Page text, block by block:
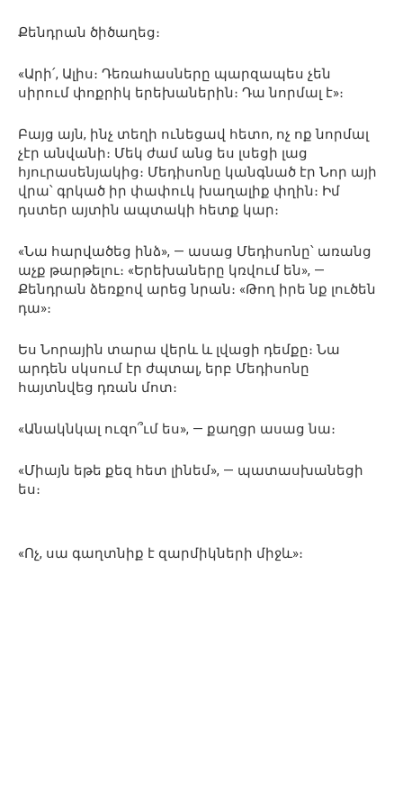
Քենդրան ծիծաղեց։
«Արի՛, Ալիս։ Դեռահասները պարզապես չեն
սիրում փոքրիկ երեխաներին։ Դա նորմալ է»։
Բայց այն, ինչ տեղի ունեցավ հետո, ոչ ոք նորմալ
չէր անվանի։ Մեկ ժամ անց ես լսեցի լաց
հյուրասենյակից։ Մեդիսոնը կանգնած էր Նոր այի
վրա՝ գրկած իր փափուկ խաղալիք փղին։ Իմ
դստեր այտին ապտակի հետք կար։
«Նա հարվածեց ինձ», — ասաց Մեդիսոնը՝ առանց
աչք թարթելու։ «Երեխաները կռվում են», —
Քենդրան ձեռքով արեց նրան։ «Թող իրե նք լուծեն
դա»։
Ես Նորային տարա վերև և լվացի դեմքը։ Նա
արդեն սկսում էր ժպտալ, երբ Մեդիսոնը
հայտնվեց դռան մոտ։
«Անակնկալ ուզո՞ւմ ես», — քաղցր ասաց նա։
«Միայն եթե քեզ հետ լինեմ», — պատասխանեցի
ես։
«Ոչ, սա գաղտնիք է զարմիկների միջև»։